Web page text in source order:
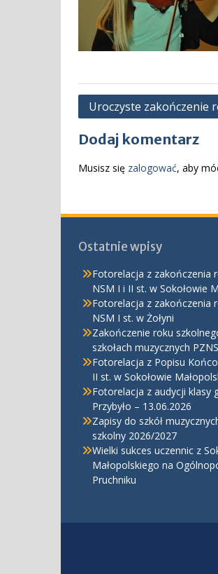
Nawigacja
Uroczyste zakończenie
Dodaj komentarz
Musisz się zalogować, aby
Ostatnie wpisy
Fotorelacja z zakończenia
NSM I i II st. w Sokołowie
Fotorelacja z zakończenia
NSM I st. w Żołyni
Zakończenie roku
szkołach muzycznych
Fotorelacja z Popisu
II st. w Sokołowie
Fotorelacja z audycji klasy
Przybyło – 13.06.2026
Zapisy do szkół
szkolny 2026/2027
Wielki sukces uczennic z
Małopolskiego na
Pruchniku